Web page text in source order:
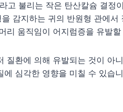
고 불리는 작은 탄산칼슘 결정
감지하는 귀의 반원형 관에
리 움직임이 어지럼증을 유발
질환에 의해 유발되는 것이 아
에 심각한 영향을 미칠 수 있습